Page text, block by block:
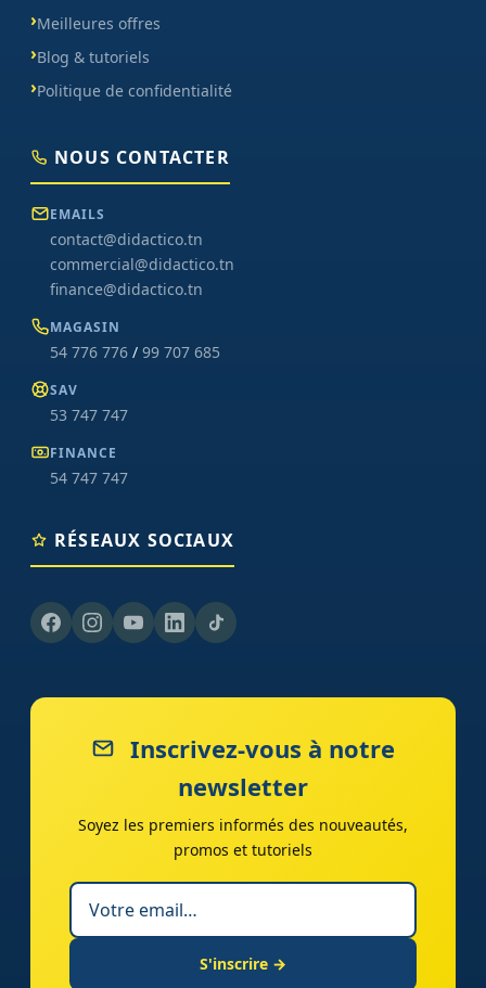
Meilleures offres
Blog & tutoriels
Politique de confidentialité
NOUS CONTACTER
EMAILS
contact@didactico.tn
commercial@didactico.tn
finance@didactico.tn
MAGASIN
54 776 776 / 99 707 685
SAV
53 747 747
FINANCE
54 747 747
RÉSEAUX SOCIAUX
Inscrivez-vous à notre
newsletter
Soyez les premiers informés des nouveautés,
promos et tutoriels
S'inscrire →